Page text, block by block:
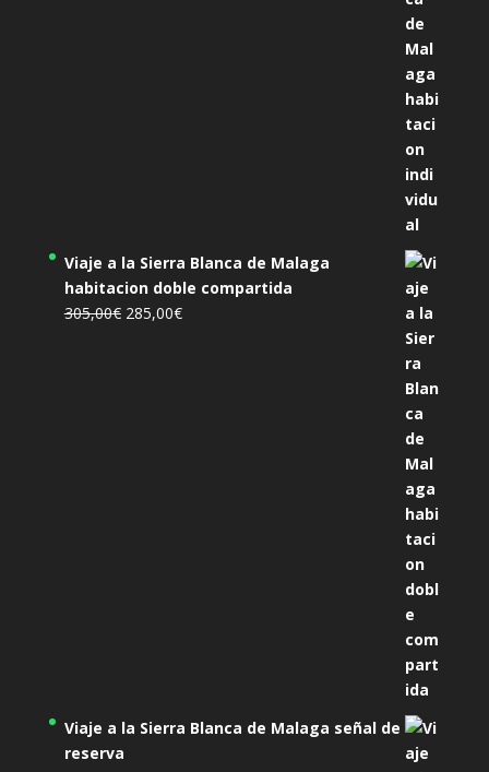
Viaje a la Sierra Blanca de Malaga
habitacion doble compartida
305,00€ El
285,00€El
Viaje a la Sierra Blanca de Malaga señal de
reserva